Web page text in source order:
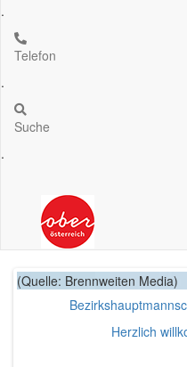
.
Telefon
.
Suche
.
(Quelle: Brennweiten Media)
Herzlich
(Quelle: Brennweitenmedia)
Unser
Erfahren Sie mehr